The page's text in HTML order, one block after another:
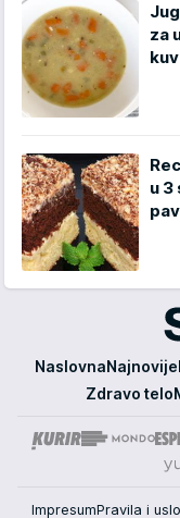
za
u 3
Sensa
NaslovnaNajnovije
Zdravo telo
ImpresumPravila i